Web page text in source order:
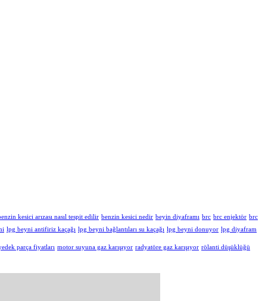
kesici arızası nasıl tespit edilir benzin kesici nedir beyin diyaframı brc brc enjektör brc
lpg beyni antifiriz kaçağı lpg beyni bağlantıları su kaçağı lpg beyni donuyor lpg diyafram
parça fiyatları motor suyuna gaz karışıyor radyatöre gaz karışıyor rölanti düşüklüğü